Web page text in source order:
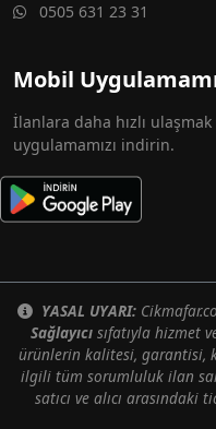
0505 631 23 31
Mobil
İlanlara daha hızlı
uygulamamızı indirin.
YASAL UYARI:
Sağlayıcısıfatıyla hizmet
ürünlerin kalitesi, garantisi,
ilgili tüm sorumluluk ilan
satıcı ve alıcı